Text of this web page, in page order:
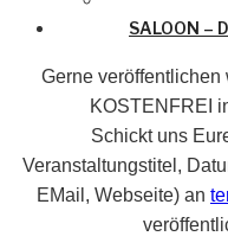
SALOON –
Gerne
KOSTENFREI
Schickt uns
Veranstaltungstitel,
EMail, Webseite) an